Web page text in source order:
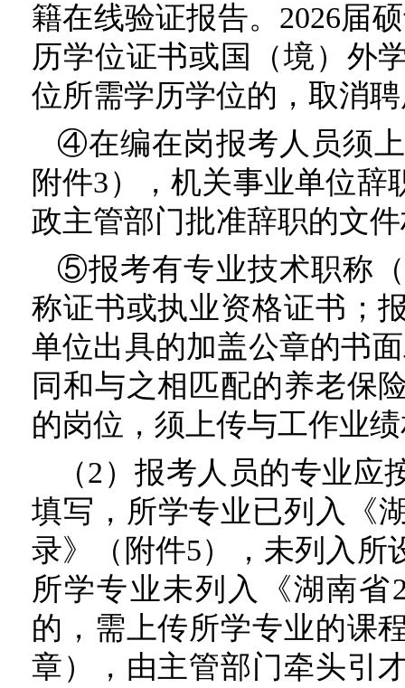
籍在线验证报告。2026届
历学位证书或国（境）外
位所需学历学位的，取消
④在编在岗报考人员须
附件3），机关事业单位
政主管部门批准辞职的文
⑤报考有专业技术职称
称证书或执业资格证书；
单位出具的加盖公章的书
同和与之相匹配的养老保
的岗位，须上传与工作业
（2）报考人员的专业
填写，所学专业已列入《
录》（附件5），未列入所
所学专业未列入《湖南省
的，需上传所学专业的课
章），由主管部门牵头引